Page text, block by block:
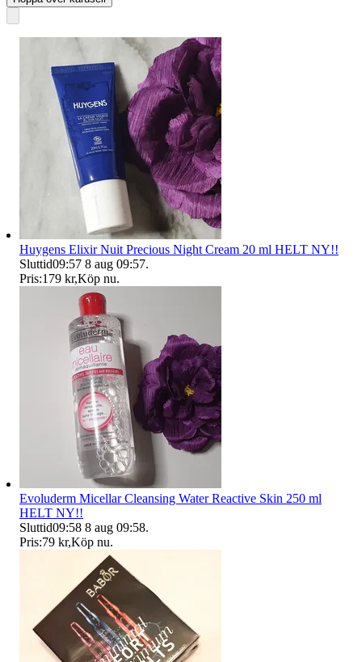
Huygens Elixir Nuit Precious Night Cream 20 ml HELT NY!!
Sluttid09:57 8 aug 09:57.
Pris:179 kr,Köp nu.
Evoluderm Micellar Cleansing Water Reactive Skin 250 ml
HELT NY!!
Sluttid09:58 8 aug 09:58.
Pris:79 kr,Köp nu.